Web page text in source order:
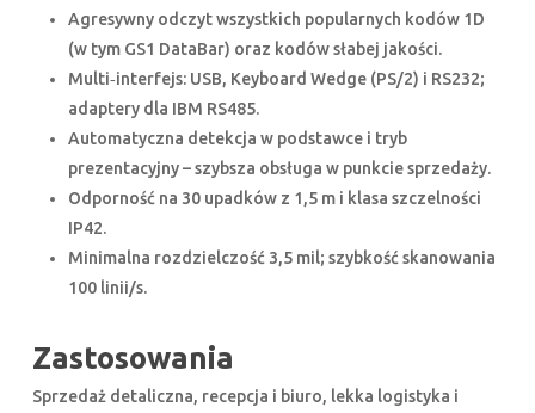
Agresywny odczyt wszystkich popularnych kodów 1D
(w tym GS1 DataBar) oraz kodów słabej jakości.
Multi‑interfejs: USB, Keyboard Wedge (PS/2) i RS232;
adaptery dla IBM RS485.
Automatyczna detekcja w podstawce i tryb
prezentacyjny – szybsza obsługa w punkcie sprzedaży.
Odporność na 30 upadków z 1,5 m i klasa szczelności
IP42.
Minimalna rozdzielczość 3,5 mil; szybkość skanowania
100 linii/s.
Zastosowania
Sprzedaż detaliczna, recepcja i biuro, lekka logistyka i